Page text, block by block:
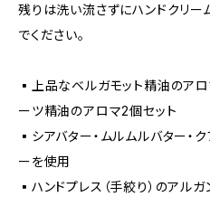
残りは洗い流さずにハンドクリ
でください。
▪️上品なベルガモット精油のアロ
ーツ精油のアロマ2個セット
▪️シアバター・ムルムルバター・
ーを使用
▪️ハンドプレス（手絞り）のアル